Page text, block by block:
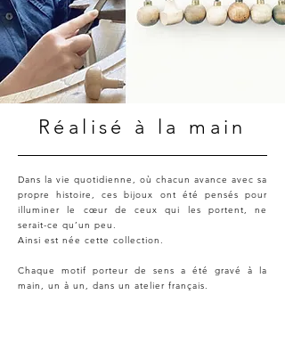
Réalisé à la main
Dans la vie quotidienne, où chacun avance avec sa
propre histoire, ces bijoux ont été pensés pour
illuminer le cœur de ceux qui les portent, ne
serait-ce qu’un peu.
Ainsi est née cette collection.
Chaque motif porteur de sens a été gravé à la
main, un à un, dans un atelier français.